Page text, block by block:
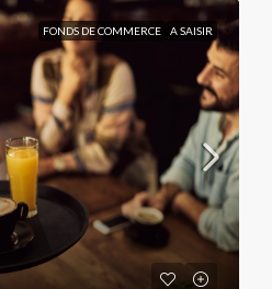
FONDS DE COMMERCE A SAISIR